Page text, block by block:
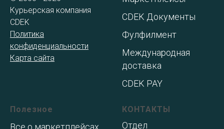
Курьерская компания
CDEK
Политика
конфиденциальности
Карта сайта
CDEK Документы
Фулфилмент
Международная
доставка
CDEK PAY
Полезное КОНТАКТЫ
Отдел